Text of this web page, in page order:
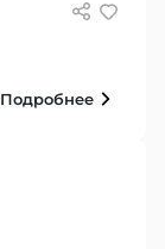
Подробнее